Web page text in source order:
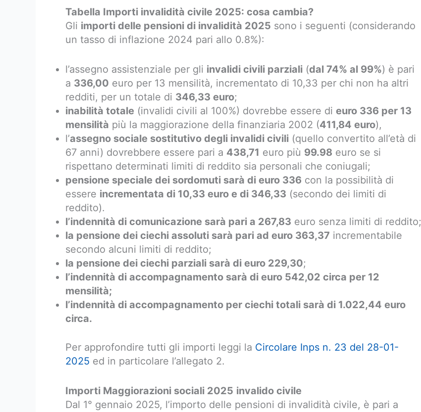
Tabella Importi invalidità civile 2025: cosa cambia?
Gli importi delle pensioni di invalidità 2025 sono i seguenti (considerando
un tasso di inflazione 2024 pari allo 0.8%):
l’assegno assistenziale per gli invalidi civili parziali (dal 74% al 99%) è pari
a 336,00 euro per 13 mensilità, incrementato di 10,33 per chi non ha altri
redditi, per un totale di 346,33 euro;
inabilità totale (invalidi civili al 100%) dovrebbe essere di euro 336 per 13
mensilità più la maggiorazione della finanziaria 2002 (411,84 euro),
l’assegno sociale sostitutivo degli invalidi civili (quello convertito all’età di
67 anni) dovrebbere essere pari a 438,71 euro più 99.98 euro se si
rispettano determinati limiti di reddito sia personali che coniugali;
pensione speciale dei sordomuti sarà di euro 336 con la possibilità di
essere incrementata di 10,33 euro e di 346,33 (secondo dei limiti di
reddito).
l’indennità di comunicazione sarà pari a 267,83 euro senza limiti di reddito;
la pensione dei ciechi assoluti sarà pari ad euro 363,37 incrementabile
secondo alcuni limiti di reddito;
la pensione dei ciechi parziali sarà di euro 229,30;
l’indennità di accompagnamento sarà di euro 542,02 circa per 12
mensilità;
l’indennità di accompagnamento per ciechi totali sarà di 1.022,44 euro
circa.
Per approfondire tutti gli importi leggi la Circolare Inps n. 23 del 28-01-
2025 ed in particolare l’allegato 2.
Importi Maggiorazioni sociali 2025 invalido civile
Dal 1° gennaio 2025, l’importo delle pensioni di invalidità civile, è pari a